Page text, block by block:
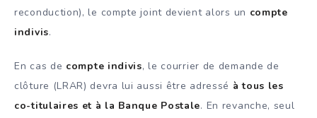
reconduction), le compte joint devient alors un compte
indivis.
En cas de compte indivis, le courrier de demande de
clôture (LRAR) devra lui aussi être adressé à tous les
co-titulaires et à la Banque Postale. En revanche, seul